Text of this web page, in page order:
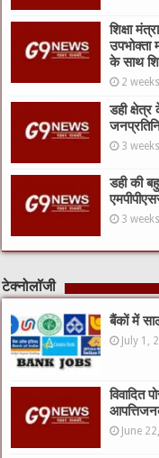
शिक्षा
उपभोक्ता
के साथ
2
डही
3
डही की
3
टेक्नोलॉजी
बैंकों में
July 1,
विवादित
June